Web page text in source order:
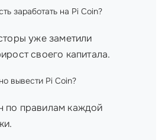
заработать на Pi Coin?
уже заметили
своего капитала.
вывести Pi Coin?
по правилам каждой